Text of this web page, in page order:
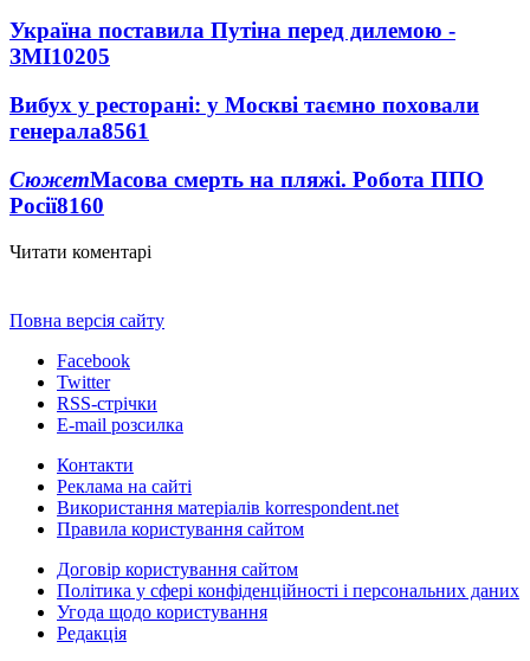
Україна поставила Путіна перед дилемою -
ЗМІ10205
Вибух у ресторані: у Москві таємно поховали
генерала8561
СюжетМасова смерть на пляжі. Робота ППО
Росії8160
Читати коментарі
Повна версія сайту
Facebook
Twitter
RSS-стрічки
E-mail розсилка
Контакти
Реклама на сайті
Використання матеріалів korrespondent.net
Правила користування сайтом
Договір користування сайтом
Політика у сфері конфіденційності і персональних даних
Угода щодо користування
Редакція